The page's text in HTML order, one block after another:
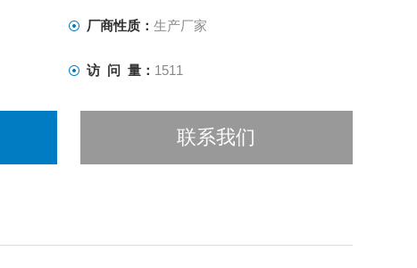
厂商性质： 生产厂家
访 问 量： 1511
联系我们